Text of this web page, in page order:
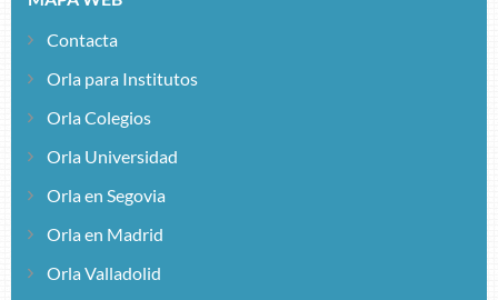
nos lleva, nos mece, nos deja volar,
mas quedan las orlas como una bandera,
memoria enmarcada que no morirá.»
Contacta
Orla para Institutos
Orla Colegios
Orla Universidad
Orla en Segovia
Orla en Madrid
Orla Valladolid